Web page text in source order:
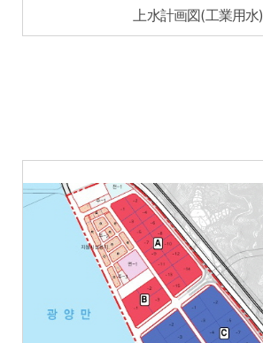
上水計画図(工業用水)